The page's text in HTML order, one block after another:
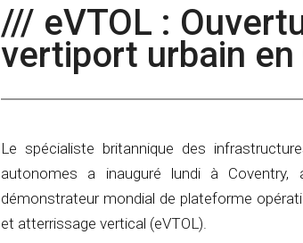
/// eVTOL :
vertiport urbain
Le spécialiste britannique des
autonomes a inauguré lundi à Coventry,
démonstrateur mondial de plateforme
et atterrissage vertical (eVTOL).